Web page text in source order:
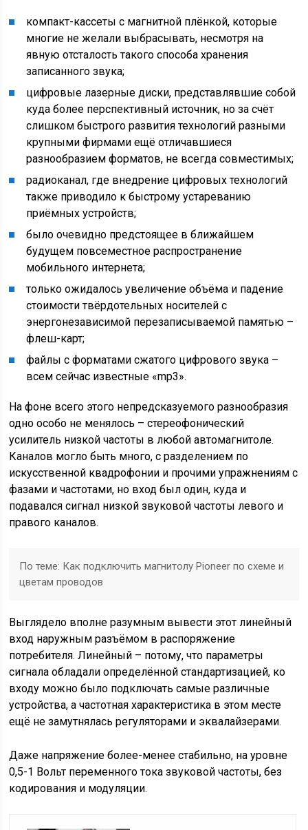
компакт-кассеты с магнитной плёнкой, которые
многие не желали выбрасывать, несмотря на
явную отсталость такого способа хранения
записанного звука;
цифровые лазерные диски, представлявшие собой
куда более перспективный источник, но за счёт
слишком быстрого развития технологий разными
крупными фирмами ещё отличавшиеся
разнообразием форматов, не всегда совместимых;
радиоканал, где внедрение цифровых технологий
также приводило к быстрому устареванию
приёмных устройств;
было очевидно предстоящее в ближайшем
будущем повсеместное распространение
мобильного интернета;
только ожидалось увеличение объёма и падение
стоимости твёрдотельных носителей с
энергонезависимой перезаписываемой памятью –
флеш-карт;
файлы с форматами сжатого цифрового звука –
всем сейчас известные «mp3».
На фоне всего этого непредсказуемого разнообразия
одно особо не менялось – стереофонический
усилитель низкой частоты в любой автомагнитоле.
Каналов могло быть много, с разделением по
искусственной квадрофонии и прочими упражнениям с
фазами и частотами, но вход был один, куда и
подавался сигнал низкой звуковой частоты левого и
правого каналов.
По теме: Как подключить магнитолу Pioneer по схеме и
цветам проводов
Выглядело вполне разумным вывести этот линейный
вход наружным разъёмом в распоряжение
потребителя. Линейный – потому, что параметры
сигнала обладали определённой стандартизацией, ко
входу можно было подключать самые различные
устройства, а частотная характеристика в этом месте
ещё не замутнялась регуляторами и эквалайзерами.
Даже напряжение более-менее стабильно, на уровне
0,5-1 Вольт переменного тока звуковой частоты, без
кодирования и модуляции.